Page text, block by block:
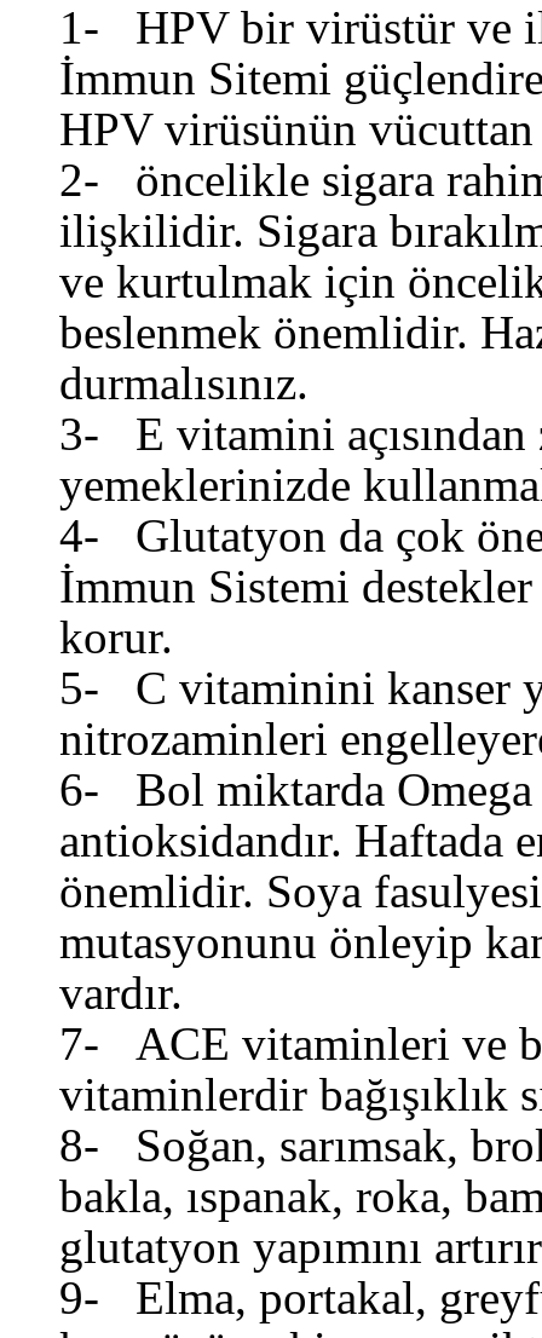
1- HPV bir virüstür ve
İmmun Sitemi
HPV virüsünün vücuttan
2- öncelikle sigara
ilişkilidir. Sigara
ve kurtulmak için
beslenmek önemlidir.
durmalısınız.
3- E vitamini açısından
yemeklerinizde
4- Glutatyon da çok
İmmun Sistemi destekler
korur.
5- C vitaminini kanser
nitrozaminleri
6- Bol miktarda
antioksidandır. Haftada
önemlidir. Soya
mutasyonunu önleyip
vardır.
7- ACE vitaminleri ve
vitaminlerdir bağışıklık
8- Soğan, sarımsak,
bakla, ıspanak, roka,
glutatyon yapımını
9- Elma, portakal,